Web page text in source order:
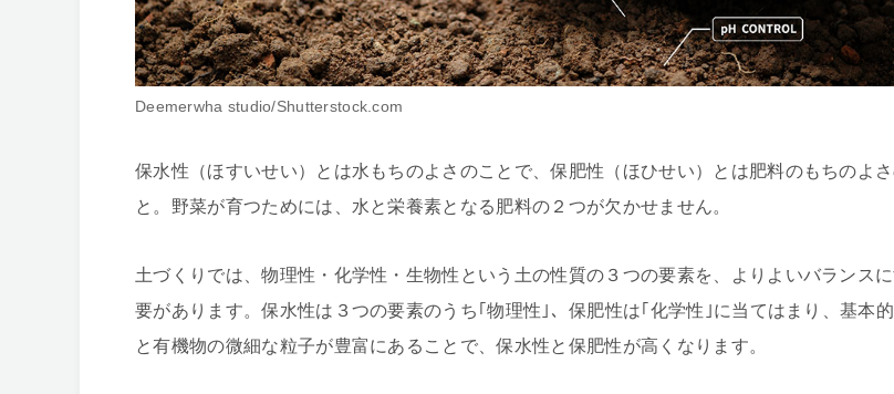
Deemerwha studio/Shutterstock.com
保水性（ほすいせい）とは水もちのよさのことで、保肥性（ほひせい）とは肥料のもちのよさ
と。野菜が育つためには、水と栄養素となる肥料の２つが欠かせません。
土づくりでは、物理性・化学性・生物性という土の性質の３つの要素を、よりよいバランス
要があります。保水性は３つの要素のうち｢物理性｣、保肥性は｢化学性｣に当てはまり、基本
と有機物の微細な粒子が豊富にあることで、保水性と保肥性が高くなります。